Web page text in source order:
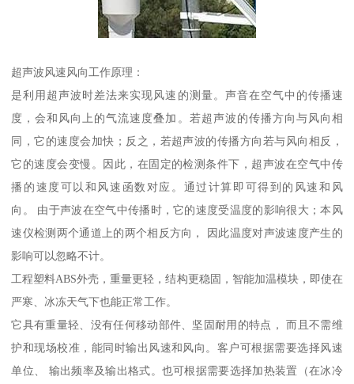
超声波风速风向工作原理：
是利用超声波时差法来实现风速的测量。声音在空气中的传播速
度，会和风向上的气流速度叠加。若超声波的传播方向与风向相
同，它的速度会加快；反之，若超声波的传播方向若与风向相反，
它的速度会变慢。因此，在固定的检测条件下，超声波在空气中传
播的速度可以和风速函数对应。通过计算即可得到的风速和风
向。 由于声波在空气中传播时，它的速度受温度的影响很大；本风
速仪检测两个通道上的两个相反方向， 因此温度对声波速度产生的
影响可以忽略不计。
工程塑料ABS外壳，重量更轻，结构更稳固，智能加温模块，即使在
严寒、冰冻天气下也能正常工作。
它具有重量轻、没有任何移动部件、坚固耐用的特点， 而且不需维
护和现场校准，能同时输出风速和风向。客户可根据需要选择风速
单位、 输出频率及输出格式。也可根据需要选择加热装置（在冰冷